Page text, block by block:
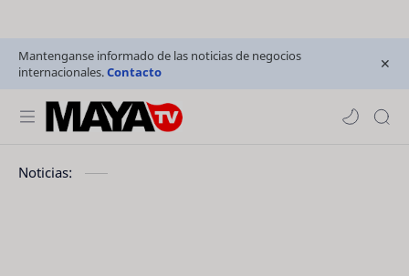
Mantenganse informado de las noticias de negocios
internacionales.Contacto
Noticias: